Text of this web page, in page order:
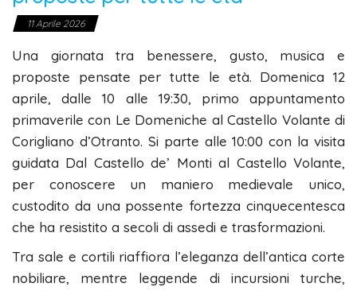
11 Aprile 2026
Una giornata tra benessere, gusto, musica e
proposte pensate per tutte le età. Domenica 12
aprile, dalle 10 alle 19:30, primo appuntamento
primaverile con Le Domeniche al Castello Volante di
Corigliano d’Otranto. Si parte alle 10:00 con la visita
guidata Dal Castello de’ Monti al Castello Volante,
per conoscere un maniero medievale unico,
custodito da una possente fortezza cinquecentesca
che ha resistito a secoli di assedi e trasformazioni.
Tra sale e cortili riaffiora l’eleganza dell’antica corte
nobiliare, mentre leggende di incursioni turche,